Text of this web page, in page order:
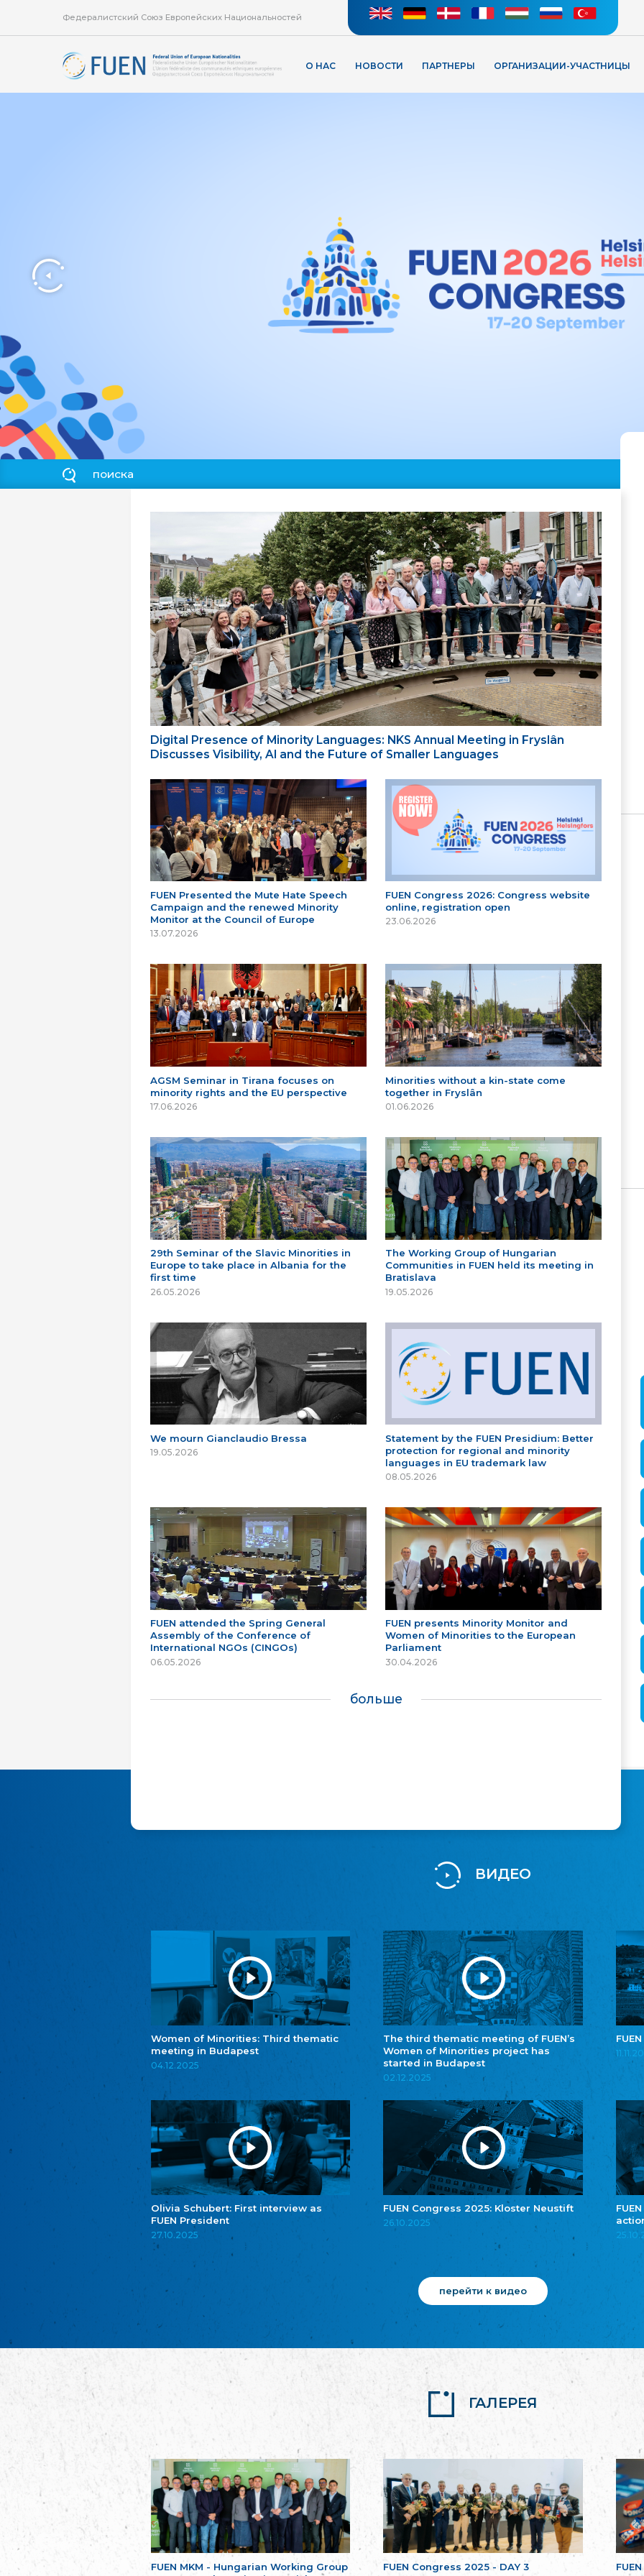
Федералистский Союз Европейских Национальностей
О НАС НОВОСТИ ПАРТНЕРЫ ОРГАНИЗАЦИИ-УЧАСТНИЦЫ
Digital Presence of Minority Languages: NKS Annual Meeting in Fryslân
Discusses Visibility, AI and the Future of Smaller Languages
FUEN Presented the Mute Hate Speech
Campaign and the renewed Minority
Monitor at the Council of Europe
13.07.2026
FUEN Congress 2026: Congress website
online, registration open
23.06.2026
AGSM Seminar in Tirana focuses on
minority rights and the EU perspective
17.06.2026
Minorities without a kin-state come
together in Fryslân
01.06.2026
29th Seminar of the Slavic Minorities in
Europe to take place in Albania for the
first time
26.05.2026
The Working Group of Hungarian
Communities in FUEN held its meeting in
Bratislava
19.05.2026
We mourn Gianclaudio Bressa
19.05.2026
Statement by the FUEN Presidium: Better
protection for regional and minority
languages in EU trademark law
08.05.2026
FUEN attended the Spring General
Assembly of the Conference of
International NGOs (CINGOs)
06.05.2026
FUEN presents Minority Monitor and
Women of Minorities to the European
Parliament
30.04.2026
больше
ВИДЕО
Women of Minorities: Third thematic
meeting in Budapest
04.12.2025
The third thematic meeting of FUEN’s
Women of Minorities project has
started in Budapest
02.12.2025
Olivia Schubert: First interview as
FUEN President
27.10.2025
FUEN Congress 2025: Kloster Neustift
26.10.2025
перейти к видео
ГАЛЕРЕЯ
FUEN MKM - Hungarian Working Group
FUEN Congress 2025 - DAY 3